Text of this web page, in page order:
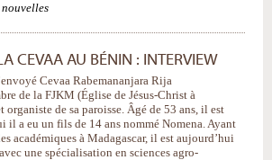
CEVAA AU BÉNIN : INTERVIEW
Cevaa Rabemananjara Rija
de la FJKM (Église de Jésus-Christ à
organiste de sa paroisse. Âgé de 53 ans, il est
il a eu un fils de 14 ans nommé Nomena. Ayant
académiques à Madagascar, il est aujourd’hui
une spécialisation en sciences agro-